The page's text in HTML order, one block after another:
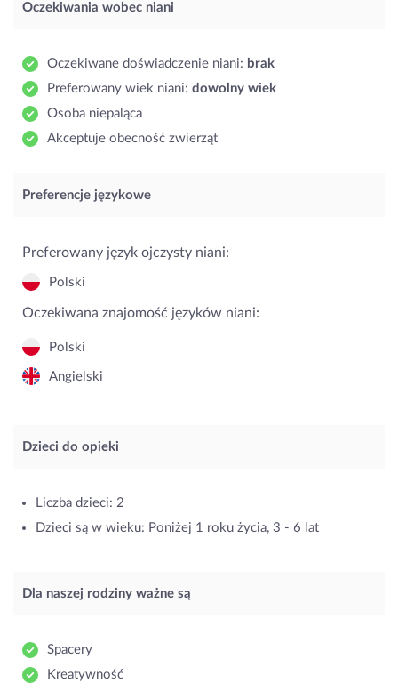
Oczekiwania wobec niani
Oczekiwane doświadczenie niani: brak
Preferowany wiek niani: dowolny wiek
Osoba niepaląca
Akceptuje obecność zwierząt
Preferencje językowe
Preferowany język ojczysty niani:
Polski
Oczekiwana znajomość języków niani:
Polski
Angielski
Dzieci do opieki
Liczba dzieci: 2
Dzieci są w wieku: Poniżej 1 roku życia, 3 - 6 lat
Dla naszej rodziny ważne są
Spacery
Kreatywność